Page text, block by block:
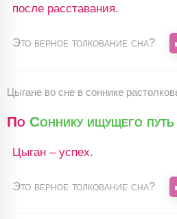
после расставания.
Это верное толкование сна?
Цыгане во сне в соннике
По Соннику ищущего путь
Цыган – успех.
Это верное толкование сна?